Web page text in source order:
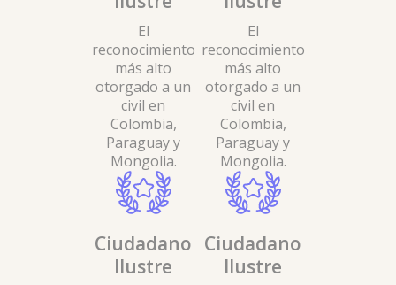
El
reconocimiento
más alto
otorgado a un
civil en
Colombia,
Paraguay y
Mongolia.
El
reconocimiento
más alto
otorgado a un
civil en
Colombia,
Paraguay y
Mongolia.
Ciudadano
Ilustre
Ciudadano
Ilustre